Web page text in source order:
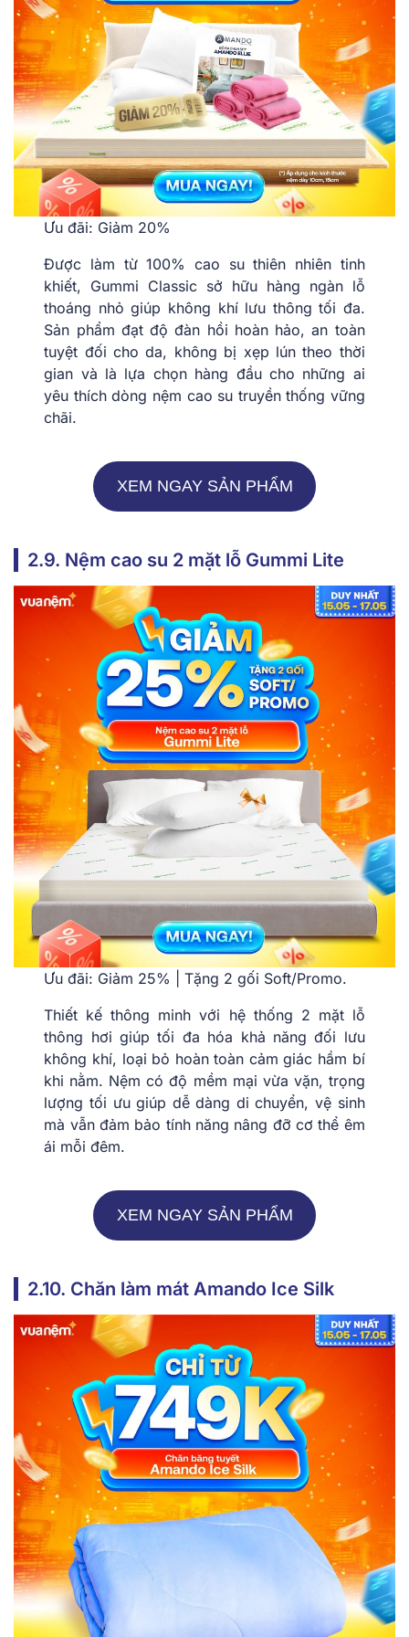
Ưu đãi: Giảm 20%
Được làm từ 100% cao su thiên nhiên tinh
khiết, Gummi Classic sở hữu hàng ngàn lỗ
thoáng nhỏ giúp không khí lưu thông tối đa.
Sản phẩm đạt độ đàn hồi hoàn hảo, an toàn
tuyệt đối cho da, không bị xẹp lún theo thời
gian và là lựa chọn hàng đầu cho những ai
yêu thích dòng nệm cao su truyền thống vững
chãi.
XEM NGAY SẢN PHẨM
2.9. Nệm cao su 2 mặt lỗ Gummi Lite
Ưu đãi: Giảm 25% | Tặng 2 gối Soft/Promo.
Thiết kế thông minh với hệ thống 2 mặt lỗ
thông hơi giúp tối đa hóa khả năng đối lưu
không khí, loại bỏ hoàn toàn cảm giác hầm bí
khi nằm. Nệm có độ mềm mại vừa vặn, trọng
lượng tối ưu giúp dễ dàng di chuyển, vệ sinh
mà vẫn đảm bảo tính năng nâng đỡ cơ thể êm
ái mỗi đêm.
XEM NGAY SẢN PHẨM
2.10. Chăn làm mát Amando Ice Silk